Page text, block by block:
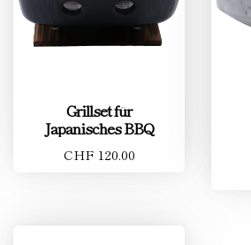
Grillset für
Japanisches BBQ
CHF 120.00